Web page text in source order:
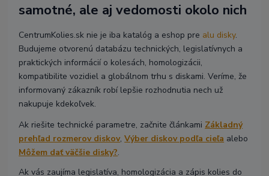
samotné, ale aj vedomosti okolo nich
CentrumKolies.sk nie je iba katalóg a eshop pre alu disky.
Budujeme otvorenú databázu technických, legislatívnych a
praktických informácií o kolesách, homologizácii,
kompatibilite vozidiel a globálnom trhu s diskami. Veríme, že
informovaný zákazník robí lepšie rozhodnutia nech už
nakupuje kdekoľvek.
Ak riešite technické parametre, začnite článkami Základný
prehľad rozmerov diskov,Výber diskov podľa cieľa alebo
Môžem dať väčšie disky?.
Ak vás zaujíma legislatíva, homologizácia a zápis kolies do